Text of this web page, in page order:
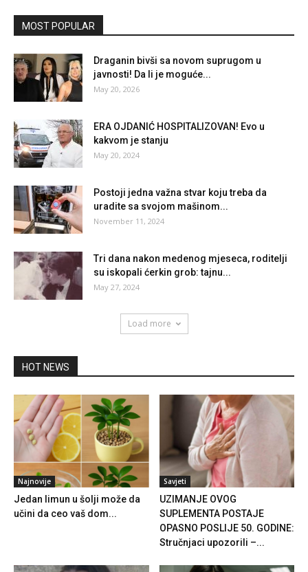
MOST POPULAR
Draganin bivši sa novom suprugom u
javnosti! Da li je moguće...
May 20, 2026
ERA OJDANIĆ HOSPITALIZOVAN! Evo u
kakvom je stanju
May 20, 2024
Postoji jedna važna stvar koju treba da
uradite sa svojom mašinom...
November 11, 2024
Tri dana nakon medenog mjeseca, roditelji
su iskopali ćerkin grob: tajnu...
May 27, 2024
Load more
HOT NEWS
Najnovije
Jedan limun u šolji može da
učini da ceo vaš dom...
Savjeti
UZIMANJE OVOG
SUPLEMENTA POSTAJE
OPASNO POSLIJE 50. GODINE:
Stručnjaci upozorili –...